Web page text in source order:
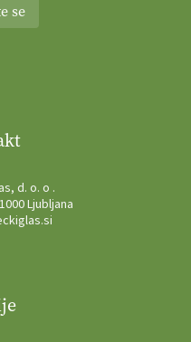
se
d. o. o .
Ljubljana